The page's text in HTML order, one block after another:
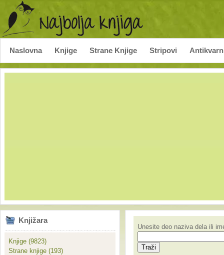
Naslovna Knjige Strane Knjige Stripovi
Unesite deo naziva dela ili
Knjižara
Knjige (9823)
Strane knjige (193)